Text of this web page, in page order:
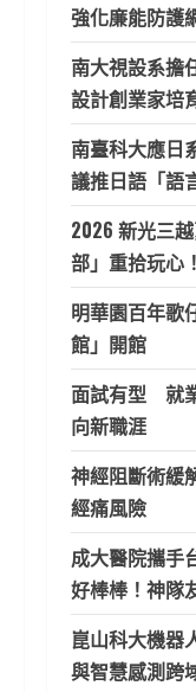
強化廉能防護
南大視設系擔
設計創業家培
南臺科大應日
議推日語「語
2026 新光三
部」重拾玩心
明華園百年歌
館」開館
面試有型 就
向新職涯
神經阻斷術緩
經痛風險
成大醫院攜手
好棒棒！神隊
崑山科大機器
與智慧感測跨